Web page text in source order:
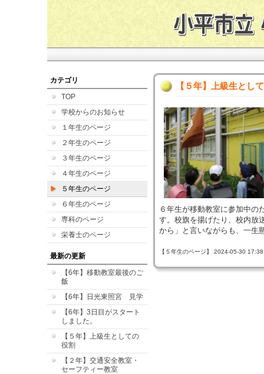
カテゴリ
TOP
学校からのお知らせ
１年生のページ
２年生のページ
３年生のページ
４年生のページ
５年生のページ
６年生のページ
専科のページ
栄養士のページ
最新の更新
【6年】移動教室最後のご
飯
【6年】日光東照宮 見学
【6年】3日目がスタート
しました。
【５年】上級生としての
役割
【２年】交通安全教室・
セーフティー教室
【５年】上級生とし
６年生が移動教室に参加中の
す。校旗を揚げたり、校内放
から」と言いながらも、一生
【５年生のページ】 2024-05-30